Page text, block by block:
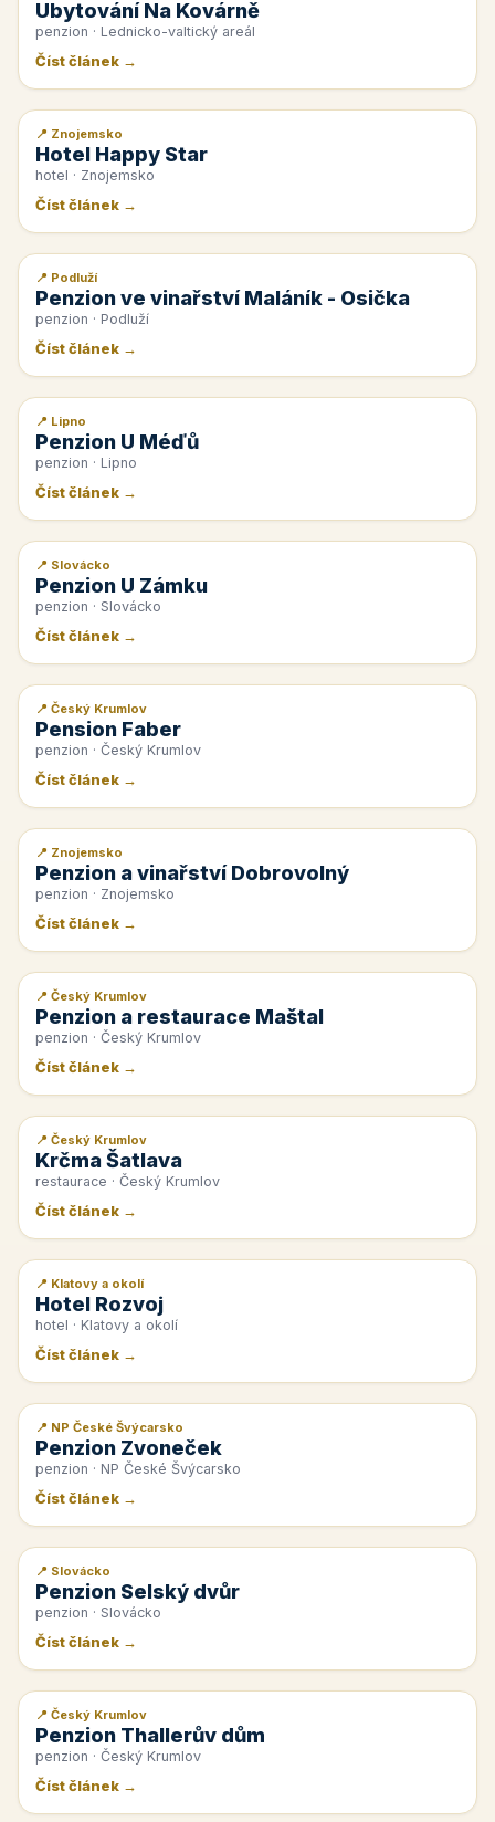
Ubytování Na Kovárně
penzion · Lednicko-valtický areál
Číst článek →
📰 PR článek
📍 Znojemsko
Hotel Happy Star
hotel · Znojemsko
Číst článek →
📰 PR článek
📍 Podluží
Penzion ve vinařství Maláník - Osička
penzion · Podluží
Číst článek →
📰 PR článek
📍 Lipno
Penzion U Méďů
penzion · Lipno
Číst článek →
📰 PR článek
📍 Slovácko
Penzion U Zámku
penzion · Slovácko
Číst článek →
📰 PR článek
📍 Český Krumlov
Pension Faber
penzion · Český Krumlov
Číst článek →
📰 PR článek
📍 Znojemsko
Penzion a vinařství Dobrovolný
penzion · Znojemsko
Číst článek →
📰 PR článek
📍 Český Krumlov
Penzion a restaurace Maštal
penzion · Český Krumlov
Číst článek →
📰 PR článek
📍 Český Krumlov
Krčma Šatlava
restaurace · Český Krumlov
Číst článek →
📰 PR článek
📍 Klatovy a okolí
Hotel Rozvoj
hotel · Klatovy a okolí
Číst článek →
📰 PR článek
📍 NP České Švýcarsko
Penzion Zvoneček
penzion · NP České Švýcarsko
Číst článek →
📰 PR článek
📍 Slovácko
Penzion Selský dvůr
penzion · Slovácko
Číst článek →
📰 PR článek
📍 Český Krumlov
Penzion Thallerův dům
penzion · Český Krumlov
Číst článek →